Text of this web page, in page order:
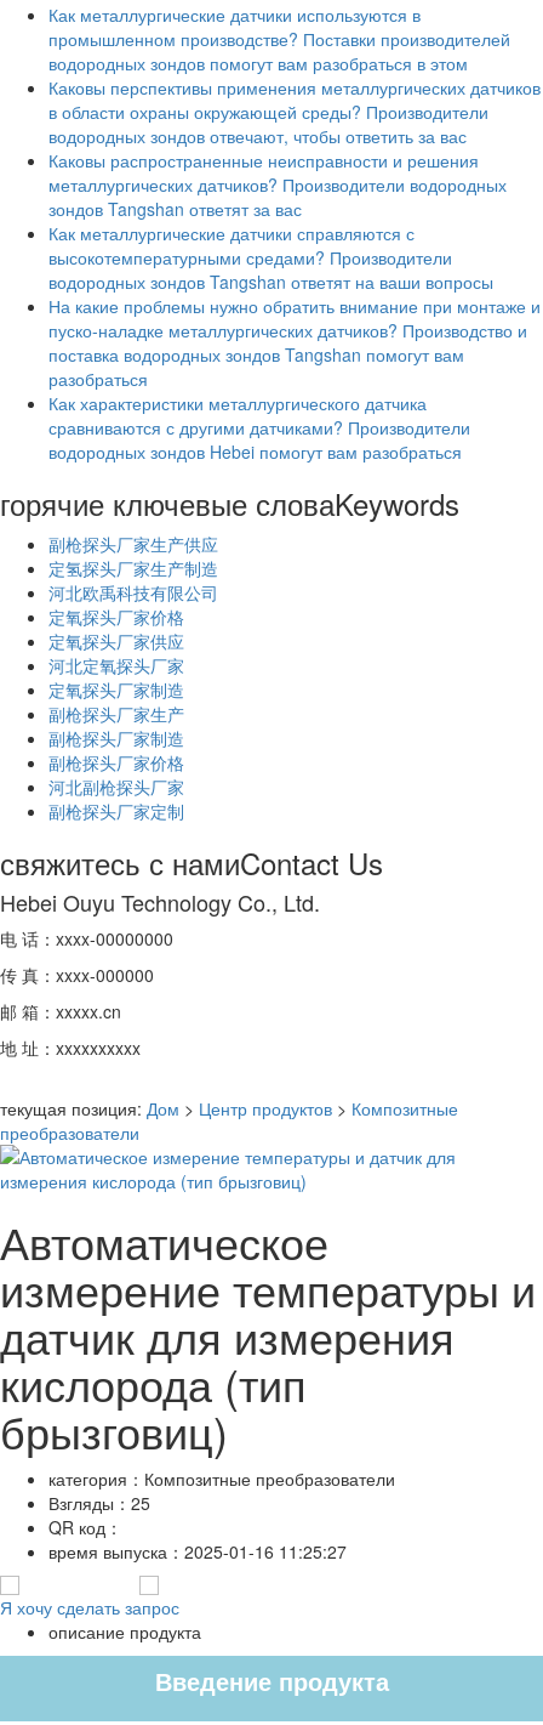
Как металлургические датчики используются в
промышленном производстве? Поставки производителей
водородных зондов помогут вам разобраться в этом
Каковы перспективы применения металлургических датчиков
в области охраны окружающей среды? Производители
водородных зондов отвечают, чтобы ответить за вас
Каковы распространенные неисправности и решения
металлургических датчиков? Производители водородных
зондов Tangshan ответят за вас
Как металлургические датчики справляются с
высокотемпературными средами? Производители
водородных зондов Tangshan ответят на ваши вопросы
На какие проблемы нужно обратить внимание при монтаже и
пуско-наладке металлургических датчиков? Производство и
поставка водородных зондов Tangshan помогут вам
разобраться
Как характеристики металлургического датчика
сравниваются с другими датчиками? Производители
водородных зондов Hebei помогут вам разобраться
горячие ключевые словаKeywords
副枪探头厂家生产供应
定氢探头厂家生产制造
河北欧禹科技有限公司
定氧探头厂家价格
定氧探头厂家供应
河北定氧探头厂家
定氧探头厂家制造
副枪探头厂家生产
副枪探头厂家制造
副枪探头厂家价格
河北副枪探头厂家
副枪探头厂家定制
свяжитесь с намиContact Us
Hebei Ouyu Technology Co., Ltd.
电 话：xxxx-00000000
传 真：xxxx-000000
邮 箱：xxxxx.cn
地 址：xxxxxxxxxx
текущая позиция: Дом > Центр продуктов > Композитные
преобразователи
Автоматическое
измерение температуры и
датчик для измерения
кислорода (тип
брызговиц)
категория： Композитные преобразователи
Взгляды： 25
QR код：
время выпуска： 2025-01-16 11:25:27
Я хочу сделать запрос
описание продукта
Введение продукта